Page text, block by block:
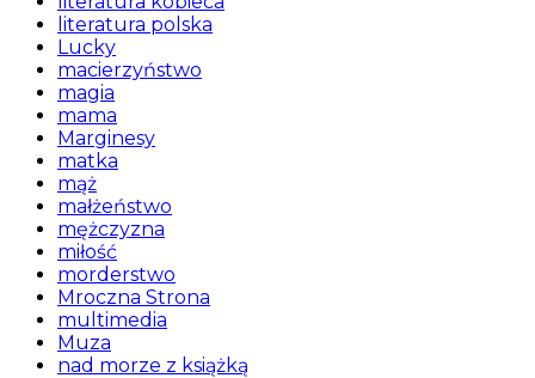
literatura polska
Lucky
macierzyństwo
magia
mama
Marginesy
matka
mąż
małżeństwo
mężczyzna
miłość
morderstwo
Mroczna Strona
multimedia
Muza
nad morze z książką